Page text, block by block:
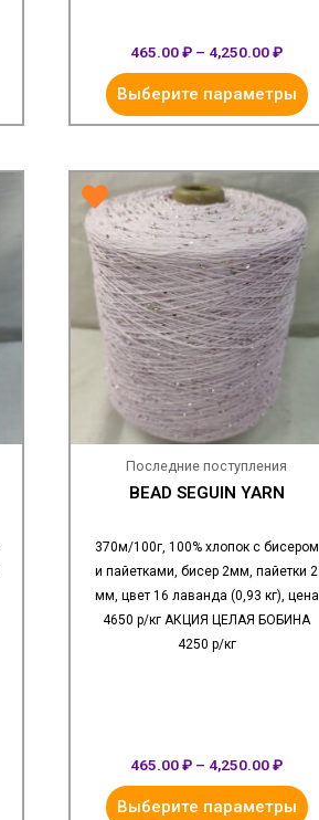
465.00₽ – 4,250.00₽
Выберите параметры
Последние поступления
BEAD SEGUIN YARN
370м/100г, 100% хлопок с бисером
и пайетками, бисер 2мм, пайетки 2
мм, цвет 16 лаванда (0,93 кг), цена
4650 р/кг АКЦИЯ ЦЕЛАЯ БОБИНА
4250 р/кг
465.00₽ – 4,250.00₽
Выберите параметры